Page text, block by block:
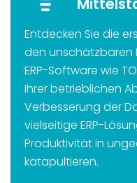
Entdecken Sie die
den unschätzbaren
ERP-Software wie
Ihrer betrieblichen
Verbesserung der
vielseitige ERP-
Produktivität in
katapultieren.